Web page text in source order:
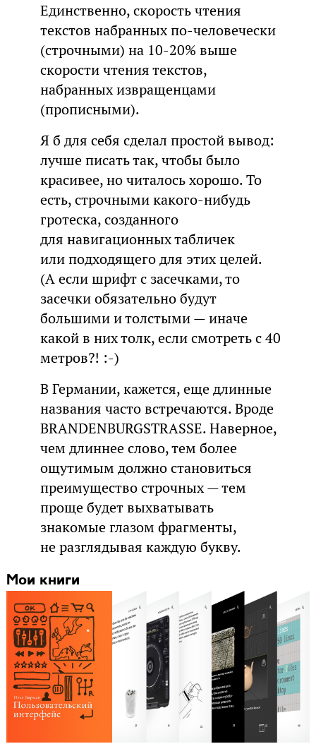
Единственно, скорость чтения
текстов набранных по-человечески
(строчными) на 10-20% выше
скорости чтения текстов,
набранных извращенцами
(прописными).
Я б для себя сделал простой вывод:
лучше писать так, чтобы было
красивее, но читалось хорошо. То
есть, строчными какого-нибудь
гротеска, созданного
для навигационных табличек
или подходящего для этих целей.
(А если шрифт с засечками, то
засечки обязательно будут
большими и толстыми — иначе
какой в них толк, если смотреть с 40
метров?! :-)
В Германии, кажется, еще длинные
названия часто встречаются. Вроде
BRANDENBURGSTRASSE. Наверное,
чем длиннее слово, тем более
ощутимым должно становиться
преимущество строчных — тем
проще будет выхватывать
знакомые глазом фрагменты,
не разглядывая каждую букву.
Мои книги